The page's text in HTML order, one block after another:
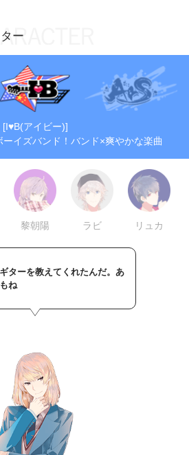
ー
[I♥B(アイビー)]
イズバンド！バンド×爽やかな楽曲
黎朝陽 ラビ リュカ
ターを教えてくれたんだ。あ
ね